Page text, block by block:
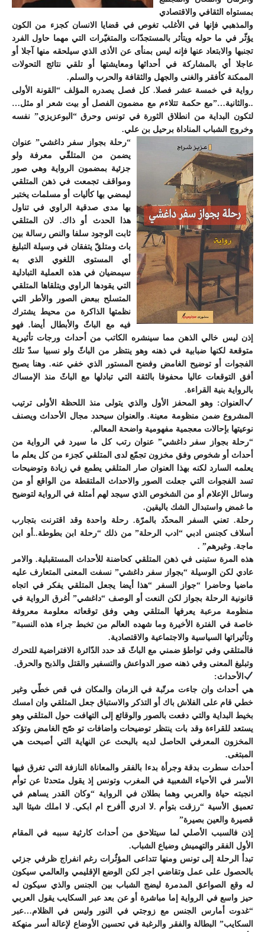
بمستواه الثقافي والاقتصادي
والمذهبي فإنها في الأغلب تغوص في قضايا الانسان كجزء من الكون
يؤثّر في ما حوله ويتأثر بالمستجدّات والمتغيّرات التي مهما حاول الفرد
تجنبها والابتعاد عنها فإنه ليس بمنأى عن الأذى الذي سيلحقه منها آجلا أو
عاجلا أي بالمشاركة في أحداثها ومعايشتها أو تلقي نتائج التحولات
الممكنة كأفقر والغنى والجهل والثقافة والحرب والسلم.
رواية في خمسة عشر فصلا. كل فصل يصدره المؤلف “القونة الأولى
..والثانية…”مع حكمة تتلاءم مع مضمون الفصل أو بيت شعر او مثل…
لتكون البداية من انطلاق الثورة في تونس وحرق “البوعزيزي” نفسه
وخروج الشباب المناداة برحيل بن علي.
“رحلة بجواز سفر داغشي” عنوان
يضمن من المتلقّي معرفة ولو
جزئية بمضمون الرواية وهي صور
ومواقف تجمعت في ذهن المتلقي
ليمضي بها كأليات أو مسلمات يختبر
بها مدى صدقية الراوي في تناول
هذا الحدث أو ذاك. لان المتلقي
ثابت الوجود سلفا والنص رسالة بين
باث ومتلقّ يتفقان في وسيلة التبليغ
أي المستوى اللغوي الذي به
سيمضيان في هذه العملية التبادلية
التي يقودها الراوي ويتلقاها المتلقي
المتسلح ببعض الصور والأطر التي
نظمتها الذاكرة من محيط يشترك
فيه مع الباثّ والأبطال أيضا. فهو
إذن ليس خالي الذهن مما سينشره الكاتب من أحداث ورجات تأثيرية
متوقعة لكنها ضبابية في ذهنه وهو ينتظر من الباثّ ولو نسبيا سدّ تلك
الفجوات أو توضيح الغامض وفضح المستور الذي خفي عنه. وهنا يصبح
أفق التوقعات عاليا محفوفا بالثقة التي تبادلها مع الباثً منذ الإمساك
بالرواية بنية القراءة.
العنوان: وهو المحفز الأول والذي يتولى منذ اللحظة الأولى ترتيب
المشروع ضمن منظومة معينة. والعنوان سيحدد مجال الأحداث ويصنف
نوعيتها بإحالات معجمية مفهومية واضحة المعالم.
“رحلة بجواز سفر داغشي” عنوان رتب كل ما سيرد في الرواية من
أحداث أو شخوص وفق مخزون تجمّع لدى المتلقي كجزء من كل يعلم ما
يعلمه السارد لكنه بهذا العنوان صار المتلقي يطمع في زيادة وتوضيحات
تسد الفجوات التي جعلت الصور والاحداث الملتقطة من الواقع أو من
وسائل الإعلام أو من الشخوص الذي سيجد لهم أمثلة في الرواية لتوضيح
ما غمض واستبدال الشك باليقين.
رحلة. تعني السفر المحدّد بالمرّة. رحلة واحدة وقد اقترنت بتجارب
أسلاف كجنس ادبي “ادب الرحلة” من ذلك “رحلة ابن بطوطة..أو ابن
ماجة. وغيرهم” .
هذه المرة ستبنى في ذهن المتلقي كحاضنة للأحداث المستقبلية. والامر
عادي لكن الوسيلة “بجواز سفر داغشي” نسفت المعنى المتعارف عليه
ماضيا وحاضرا “جواز السفر “هذا أيضا يجعل المتلقي يفكر في اتجاه
قانونية الرحلة بجواز لكن النعت أو الوصف “داغشي” أغرق الرواية في
منظومة مرعبة يعرفها المتلقي وهي وفق توقعاته معلومة معروفة
خاصة في الفترة الأخيرة وما شهده العالم من تخبط جراء هذه النسبة”
وتأثيراتها السياسية والاجتماعية والاقتصادية.
فالمتلقي وفي تواطؤ ضمني مع الباثّ قد حدد الدّائرة الافتراضية للتحرك
وتبليغ المعنى وفي ذهنه صور الدواعش والتسفير والقتل والذبح والحرق.
الأحداث:
هي أحداث وان جاءت مرتّبة في الزمان والمكان في قص خطّي وغير
خطي قام على الفلاش باك أو التذكر والاستباق جعل المتلقي وان امسك
بخيط البداية والتي دفعت بالصور والوقائع إلى التهافت حول المتلقي وهو
يستعد للقراءة وقد بات ينتظر توضيحات واضافات تو صّح الغامض وتؤكد
المخزون المعرفي الحاصل لديه بالبحث عن النهاية التي أصبحت هي
المبتغى.
أحداث سطرت بدقة وجرأة بدءا بالفقر والمعاناة النازفة التي تغرق فيها
الأسر في الأحياء الشعبية في المغرب وتونس إذ يقول متحدثا عن توأم
انجبته حياة والعربي وهما بطلان في الرواية “وكان القدر يساهم في
تعميق الأسية “رزقت بتوأم .لا ادري أأفرح ام ابكي. لا املك شيئا اليد
قصيرة والعين بصيرة”
إذن فالسبب الأصلي لما سيتلاحق من أحداث كارثية سببه في المقام
الأول الفقر والتهميش وضياع الشباب.
تبدأ الرحلة إلى تونس ومنها تتداعى المؤثٌرات رغم انفراج ظرفي جزئي
بالحصول على عمل وتقاضي اجر لكن الوضع الإقليمي والعالمي سيكون
له وقع الصواعق المدمرة ليضج الشباب بين الجنس والذي سيكون له
حيز واسع في الرواية إما مباشرة أو عن بعد عبر السكايب يقول العربي
“غدوت أمارس الجنس مع زوجتي في النور وليس في الظلام…عبر
السكايب” البطالة والفقر والرغبة في تحسين الأوضاع لإعالة أسر منهكة